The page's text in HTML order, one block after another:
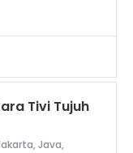
Tivi Tujuh
Java,